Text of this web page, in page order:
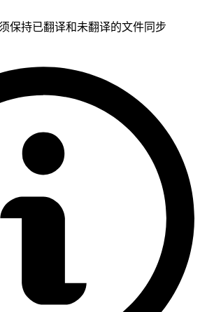
保持已翻译和未翻译的文件同步